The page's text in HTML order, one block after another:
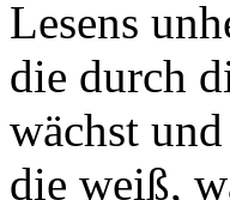
Lesens
die durch
wächst
die weiß,